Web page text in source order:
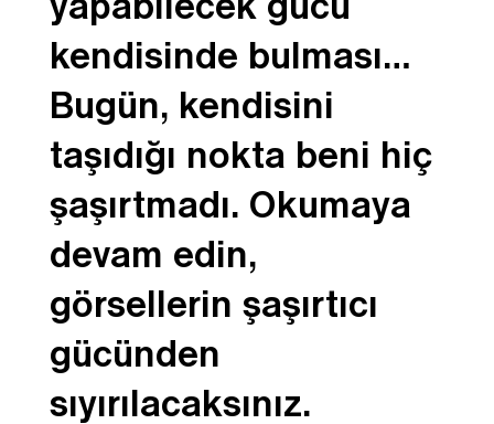
yapabilecek gücü
kendisinde bulması…
Bugün, kendisini
taşıdığı nokta beni hiç
şaşırtmadı. Okumaya
devam edin,
görsellerin şaşırtıcı
gücünden
sıyırılacaksınız.